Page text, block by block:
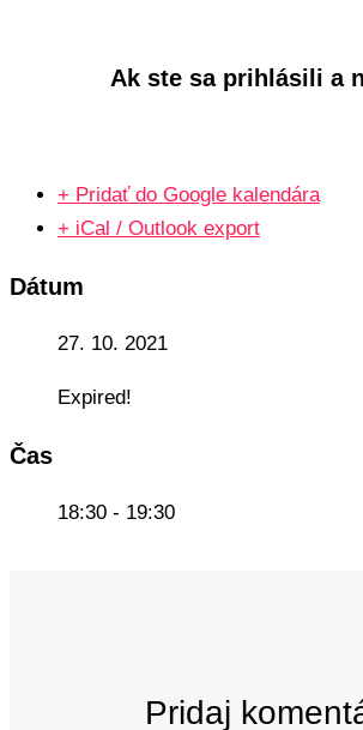
Ak ste sa prihlásili a
+ Pridať do Google kalendára
+ iCal / Outlook export
Dátum
27. 10. 2021
Expired!
Čas
18:30 - 19:30
Pridaj